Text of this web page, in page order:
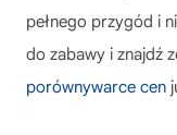
pełnego przygód i
do zabawy i znajdź
porównywarce cen